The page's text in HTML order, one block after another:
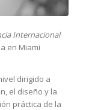
Internacional
en Miami
dirigido a
el diseño y la
práctica de la